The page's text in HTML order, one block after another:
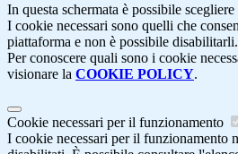
In questa schermata è possibile
I cookie necessari sono quelli che
piattaforma e non è possibile disabilitarli.
Per conoscere quali sono i cookie
visionare la COOKIE POLICY.
Cookie necessari per il funzionamento
I cookie necessari per il funzionamento